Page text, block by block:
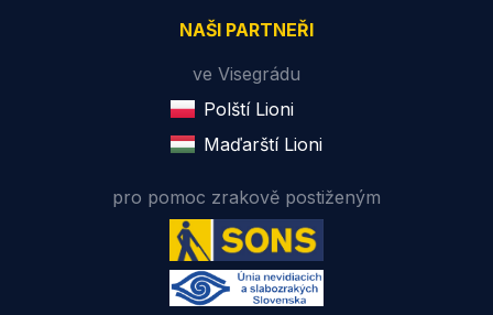
NAŠI PARTNEŘI
ve Visegrádu
Polští Lioni
Maďarští Lioni
pro pomoc zrakově postiženým